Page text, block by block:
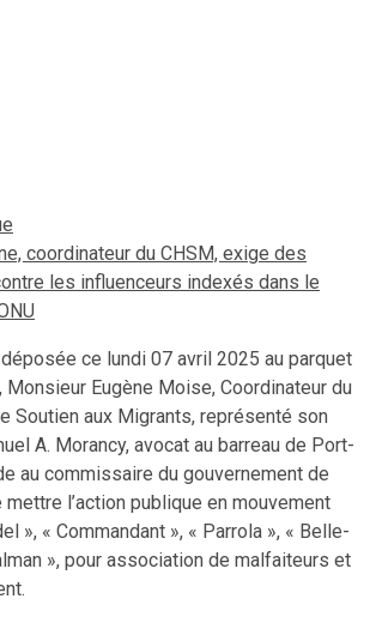
coordinateur du CHSM, exige des
les influenceurs indexés dans le
ce lundi 07 avril 2025 au parquet
Eugène Moise, Coordinateur du
Soutien aux Migrants, représenté son
A. Morancy, avocat au barreau de Port-
au commissaire du gouvernement de
l’action publique en mouvement
», « Commandant », « Parrola », « Belle-
», pour association de malfaiteurs et